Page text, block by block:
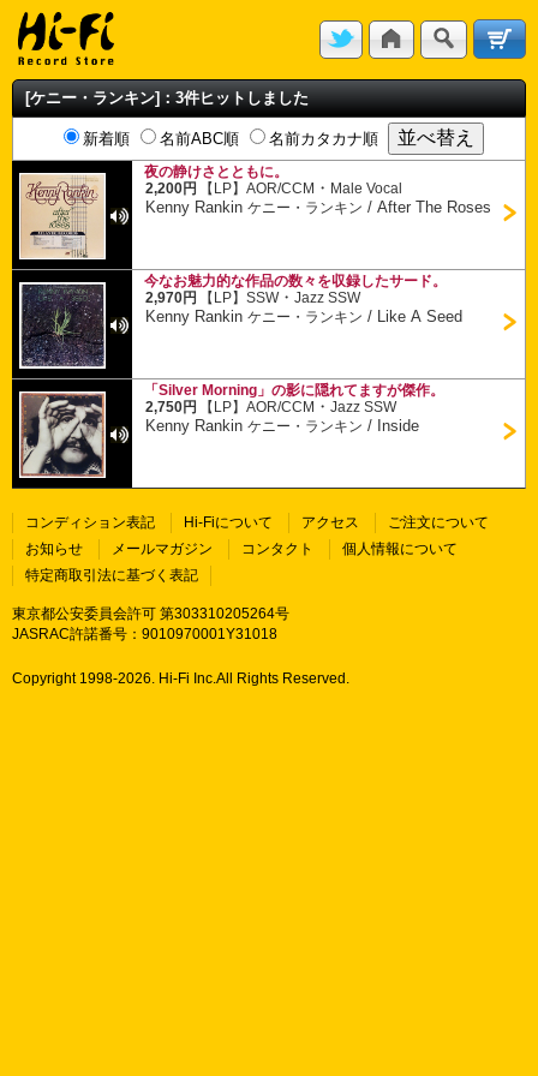
[ケニー・ランキン]：3件ヒットしました
新着順 名前ABC順 名前カタカナ順
夜の静けさとともに。
2,200円
【LP】AOR/CCM ・ Male Vocal
Kenny Rankinケニー・ランキン /After The Roses
今なお魅力的な作品の数々を収録したサード。
2,970円
【LP】SSW・Jazz SSW
Kenny Rankinケニー・ランキン / Like A Seed
「Silver Morning」の影に隠れてますが傑作。
2,750円
【LP】AOR/CCM ・Jazz SSW
Kenny Rankinケニー・ランキン / Inside
コンディション表記 Hi-Fiについて アクセス
ご注文について
お知らせ
メールマガジン コンタクト
個人情報について
特定商取引法に基づく表記
東京都公安委員会許可 第303310205264号
JASRAC許諾番号：9010970001Y31018
Copyright 1998-2026. Hi-Fi Inc.All Rights Reserved.